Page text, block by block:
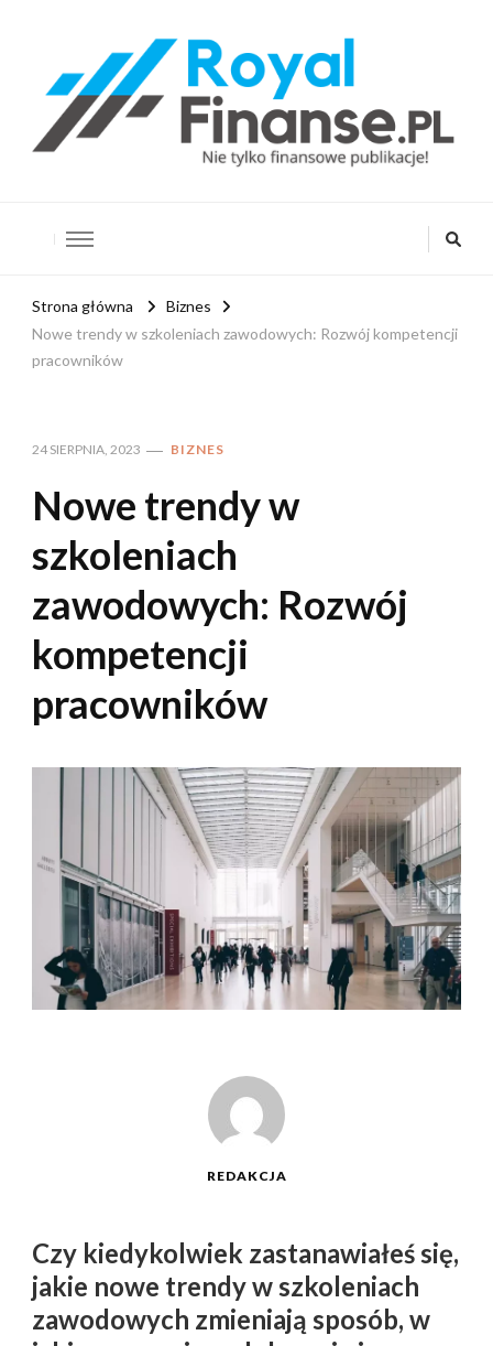
Strona główna
Biznes
Nowe trendy w szkoleniach zawodowych: Rozwój kompetencji
pracowników
24 SIERPNIA, 2023 BIZNES
Nowe trendy w
szkoleniach
zawodowych: Rozwój
kompetencji
pracowników
REDAKCJA
Czy kiedykolwiek zastanawiałeś się,
jakie nowe trendy w szkoleniach
zawodowych zmieniają sposób, w